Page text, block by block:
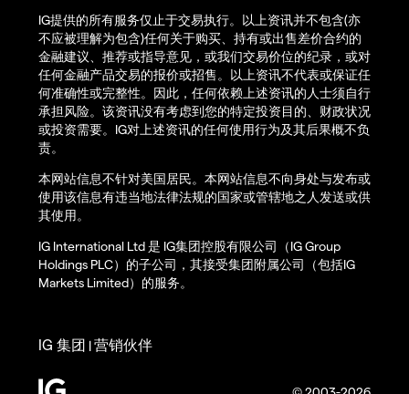
IG提供的所有服务仅止于交易执行。以上资讯并不包含(亦
不应被理解为包含)任何关于购买、持有或出售差价合约的
金融建议、推荐或指导意见，或我们交易价位的纪录，或对
任何金融产品交易的报价或招售。以上资讯不代表或保证任
何准确性或完整性。因此，任何依赖上述资讯的人士须自行
承担风险。该资讯没有考虑到您的特定投资目的、财政状况
或投资需要。IG对上述资讯的任何使用行为及其后果概不负
责。
本网站信息不针对美国居民。本网站信息不向身处与发布或
使用该信息有违当地法律法规的国家或管辖地之人发送或供
其使用。
IG International Ltd 是 IG集团控股有限公司（IG Group
Holdings PLC）的子公司，其接受集团附属公司（包括IG
Markets Limited）的服务。
IG 集团 |营销伙伴